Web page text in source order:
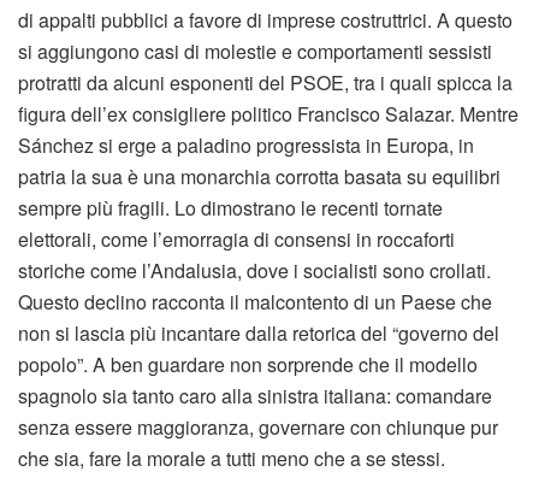
di appalti pubblici a favore di imprese costruttrici. A questo
si aggiungono casi di molestie e comportamenti sessisti
protratti da alcuni esponenti del PSOE, tra i quali spicca la
figura dell’ex consigliere politico Francisco Salazar. Mentre
Sánchez si erge a paladino progressista in Europa, in
patria la sua è una monarchia corrotta basata su equilibri
sempre più fragili. Lo dimostrano le recenti tornate
elettorali, come l’emorragia di consensi in roccaforti
storiche come l’Andalusia, dove i socialisti sono crollati.
Questo declino racconta il malcontento di un Paese che
non si lascia più incantare dalla retorica del “governo del
popolo”. A ben guardare non sorprende che il modello
spagnolo sia tanto caro alla sinistra italiana: comandare
senza essere maggioranza, governare con chiunque pur
che sia, fare la morale a tutti meno che a se stessi.